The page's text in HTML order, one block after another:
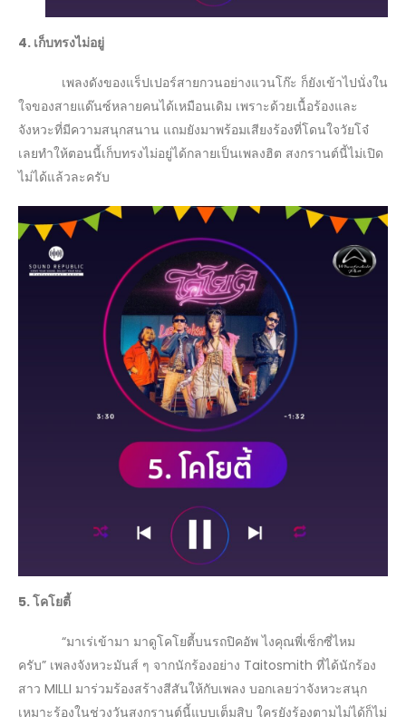
4. เก็บทรงไม่อยู่
เพลงดังของแร็ปเปอร์สายกวนอย่างแวนโก๊ะ ก็ยังเข้าไปนั่งใน
ใจของสายแด๊นซ์หลายคนได้เหมือนเดิม เพราะด้วยเนื้อร้องและ
จังหวะที่มีความสนุกสนาน แถมยังมาพร้อมเสียงร้องที่โดนใจวัยโจ๋
เลยทำให้ตอนนี้เก็บทรงไม่อยู่ได้กลายเป็นเพลงฮิต สงกรานต์นี้ไม่เปิด
ไม่ได้แล้วละครับ
5. โคโยตี้
“มาเร่เข้ามา มาดูโคโยตี้บนรถปิคอัพ ไงคุณพี่เซ็กซี่ไหม
ครับ” เพลงจังหวะมันส์ ๆ จากนักร้องอย่าง Taitosmith ที่ได้นักร้อง
สาว MILLI มาร่วมร้องสร้างสีสันให้กับเพลง บอกเลยว่าจังหวะสนุก
เหมาะร้องในช่วงวันสงกรานต์นี้แบบเต็มสิบ ใครยังร้องตามไม่ได้ก็ไม่